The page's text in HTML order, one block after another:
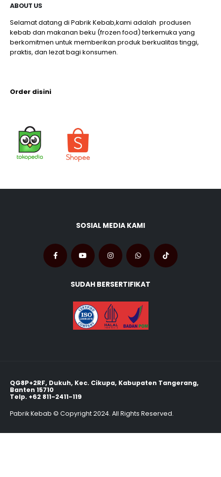
ABOUT US
Selamat datang di Pabrik Kebab,kami adalah produsen
kebab dan makanan beku (frozen food) terkemuka yang
berkomitmen untuk memberikan produk berkualitas tinggi,
praktis, dan lezat bagi konsumen.
Order disini
SOSIAL MEDIA KAMI
SUDAH BERSERTIFIKAT
QG8P+2RF, Dukuh, Kec. Cikupa, Kabupaten Tangerang,
Banten 15710
Telp. +62 811-2411-119
Pabrik Kebab © Copyright 2024. All Rights Reserved.